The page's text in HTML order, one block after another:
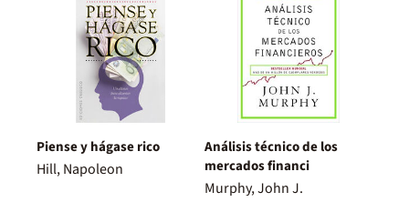
Piense y hágase rico
Hill, Napoleon
Análisis técnico de los
mercados financi
Murphy, John J.